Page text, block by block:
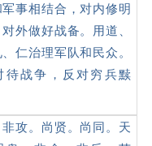
事相结合，对内修明
外做好战备。用道、
、仁治理军队和民众。
待战争，反对穷兵黩
攻。尚贤。尚同。天